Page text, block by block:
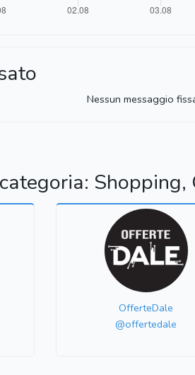
Nessun messaggio
Shopping,
OfferteDale
@offertedale